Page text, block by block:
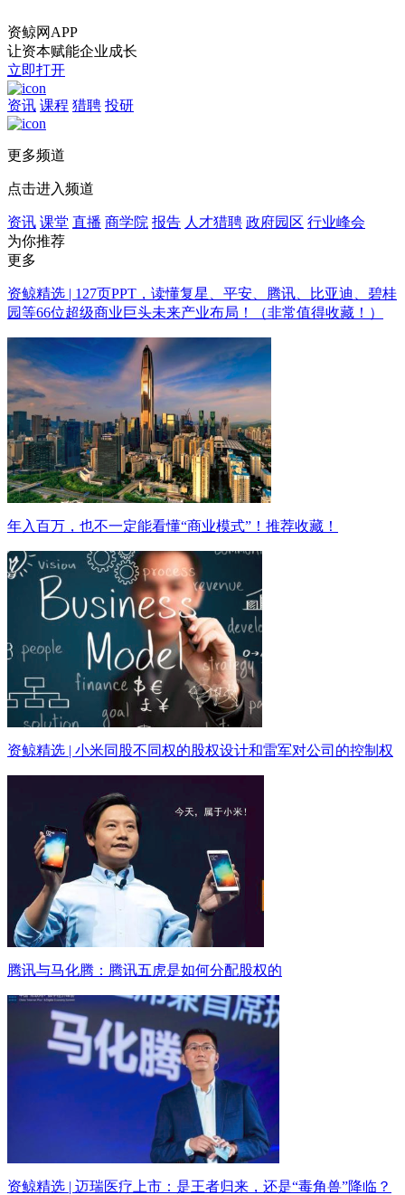
资鲸网APP
让资本赋能企业成长
立即打开
资讯 课程 猎聘 投研
更多频道
点击进入频道
资讯 课堂 直播 商学院 报告 人才猎聘 政府园区 行业峰会
为你推荐
更多
资鲸精选 | 127页PPT，读懂复星、平安、腾讯、比亚迪、碧桂
园等66位超级商业巨头未来产业布局！（非常值得收藏！）
年入百万，也不一定能看懂“商业模式”！推荐收藏！
资鲸精选 | 小米同股不同权的股权设计和雷军对公司的控制权
腾讯与马化腾：腾讯五虎是如何分配股权的
资鲸精选 | 迈瑞医疗上市：是王者归来，还是“毒角兽”降临？